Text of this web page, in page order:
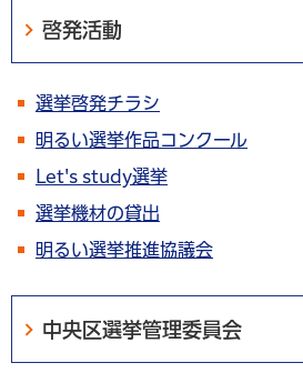
啓発活動
選挙啓発チラシ
明るい選挙作品コンクール
Let's study選挙
選挙機材の貸出
明るい選挙推進協議会
中央区選挙管理委員会